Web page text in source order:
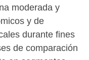
moderada y
y de
durante fines
de comparación